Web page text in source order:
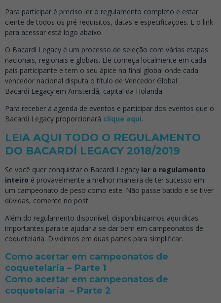
Para participar é preciso ler o regulamento completo e estar
ciente de todos os pré-requisitos, datas e especificações. E o link
para acessar está logo abaixo.
O Bacardí Legacy é um processo de seleção com várias etapas
nacionais, regionais e globais. Ele começa localmente em cada
país participante e tem o seu ápice na final global onde cada
vencedor nacional disputa o título de Vencedor Global
Bacardí Legacy em Amsterdâ, capital da Holanda.
Para receber a agenda de eventos e participar dos eventos que o
Bacardí Legacy proporcionará clique aqui.
LEIA AQUI TODO O REGULAMENTO
DO BACARDÍ LEGACY 2018/2019
Se você quer conquistar o Bacardí Legacy ler o regulamento
inteiro é provavelmente a melhor maneira de ter sucesso em
um campeonato de peso como este. Não passe batido e se tiver
dúvidas, comente no post.
Além do regulamento disponível, disponibilizamos aqui dicas
importantes para te ajudar a se dar bem em campeonatos de
coquetelaria. Dividimos em duas partes para simplificar.
Como acertar em campeonatos de
coquetelaria – Parte 1
Como acertar em campeonatos de
coquetelaria – Parte 2